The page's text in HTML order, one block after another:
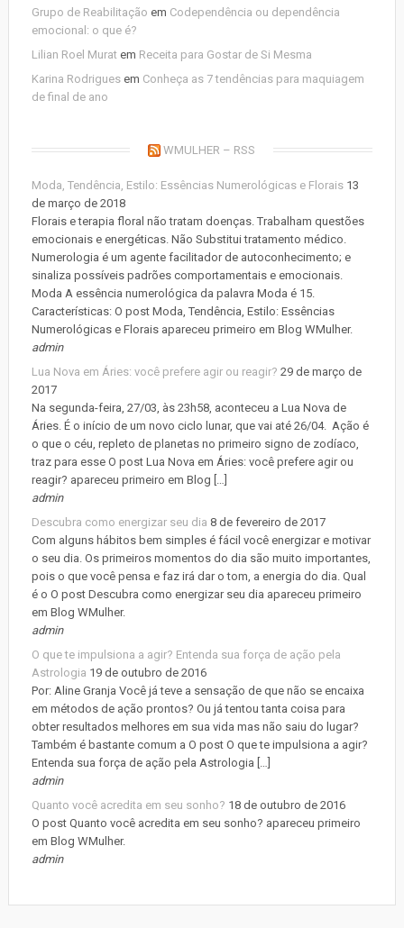
Grupo de Reabilitação em Codependência ou dependência
emocional: o que é?
Lilian Roel Murat em Receita para Gostar de Si Mesma
Karina Rodriguesem Conheça as 7 tendências para maquiagem
de final de ano
WMULHER – RSS
Moda, Tendência, Estilo: Essências Numerológicas e Florais 13
de março de 2018
Florais e terapia floral não tratam doenças. Trabalham questões
emocionais e energéticas. Não Substitui tratamento médico.
Numerologia é um agente facilitador de autoconhecimento; e
sinaliza possíveis padrões comportamentais e emocionais.
Moda A essência numerológica da palavra Moda é 15.
Características: O post Moda, Tendência, Estilo: Essências
Numerológicas e Florais apareceu primeiro em Blog WMulher.
admin
Lua Nova em Áries: você prefere agir ou reagir? 29 de março de
2017
Na segunda-feira, 27/03, às 23h58, aconteceu a Lua Nova de
Áries. É o início de um novo ciclo lunar, que vai até 26/04. Ação é
o que o céu, repleto de planetas no primeiro signo de zodíaco,
traz para esse O post Lua Nova em Áries: você prefere agir ou
reagir? apareceu primeiro em Blog […]
admin
Descubra como energizar seu dia 8 de fevereiro de 2017
Com alguns hábitos bem simples é fácil você energizar e motivar
o seu dia. Os primeiros momentos do dia são muito importantes,
pois o que você pensa e faz irá dar o tom, a energia do dia. Qual
é o O post Descubra como energizar seu dia apareceu primeiro
em Blog WMulher.
admin
O que te impulsiona a agir? Entenda sua força de ação pela
Astrologia 19 de outubro de 2016
Por: Aline Granja Você já teve a sensação de que não se encaixa
em métodos de ação prontos? Ou já tentou tanta coisa para
obter resultados melhores em sua vida mas não saiu do lugar?
Também é bastante comum a O post O que te impulsiona a agir?
Entenda sua força de ação pela Astrologia […]
admin
Quanto você acredita em seu sonho? 18 de outubro de 2016
O post Quanto você acredita em seu sonho? apareceu primeiro
em Blog WMulher.
admin